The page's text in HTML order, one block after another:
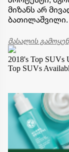
მიზანს არ
მასალის
2018's Top SUVs
Top SUVs